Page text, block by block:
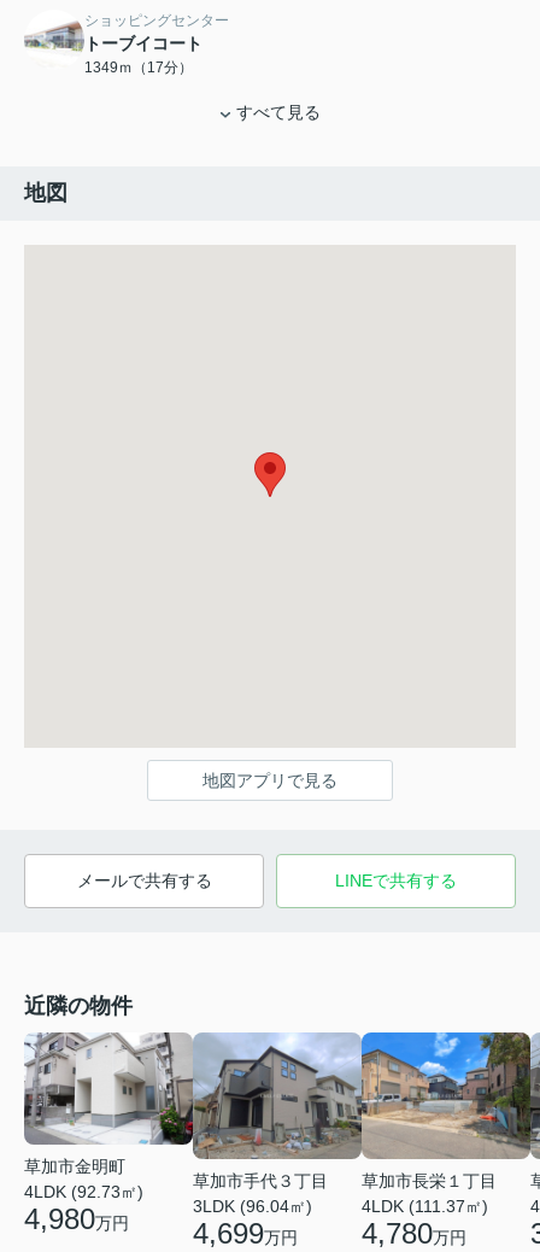
ショッピングセンター
トーブイコート
1349ｍ（17分）
すべて見る
地図
地図アプリで見る
メールで共有する LINEで共有する
近隣の物件
草加市金明町
4LDK (92.73㎡)
4,980万円
草加市手代３丁目
3LDK (96.04㎡)
4,699万円
草加市長栄１丁目
4LDK (111.37㎡)
4,780万円